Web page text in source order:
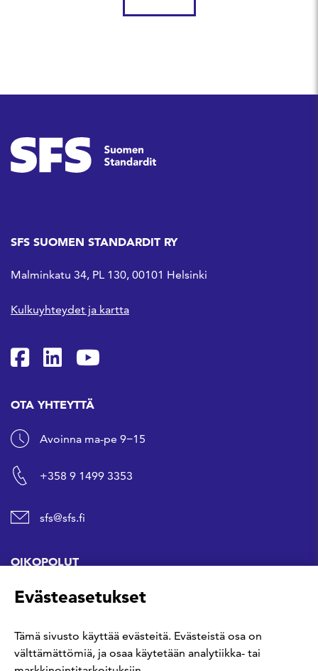
SFS SUOMEN STANDARDIT RY
Malminkatu 34, PL 130, 00101 Helsinki
Kulkuyhteydet ja kartta
SFS Facebookissa
SFS Linkedinissä
SFS Youtubessa
OTA YHTEYTTÄ
Avoinna ma-pe 9−15
+358 9 1499 3353
sfs@sfs.fi
OIKOPOLUT
Hanki standardi
Kommentoi tekeillä olevia standardeja
Evästeasetukset
Tämä sivusto käyttää evästeitä. Evästeistä osa on
välttämättömiä, ja osaa käytetään analytiikka- tai